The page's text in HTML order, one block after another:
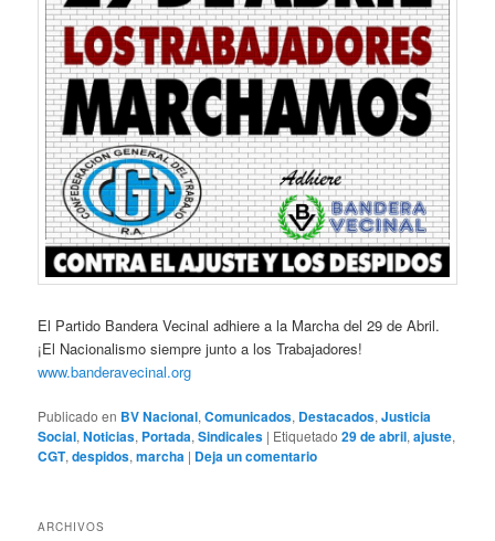
El Partido Bandera Vecinal adhiere a la Marcha del 29 de Abril.
¡El Nacionalismo siempre junto a los Trabajadores!
www.banderavecinal.org
Publicado en BV Nacional,Comunicados, Destacados,Justicia
Social,Noticias, Portada,Sindicales | Etiquetado 29 de abril,ajuste,
CGT,despidos,marcha | Deja un comentario
ARCHIVOS